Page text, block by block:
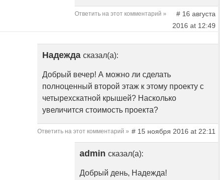
Ответить на этот комментарий »
# 16 августа
2016 at 12:49
Надежда сказал(а):
Добрый вечер! А можно ли сделать
полноценный второй этаж к этому проекту с
четырехскатной крышей? Насколько
увеличится стоимость проекта?
Ответить на этот комментарий » # 15 ноября 2016 at 22:11
admin сказал(а):
Добрый день, Надежда!